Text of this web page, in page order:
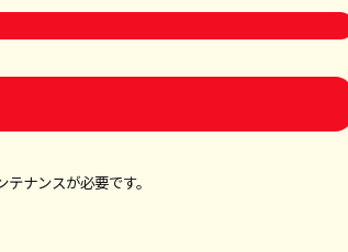
ナンスが必要です。